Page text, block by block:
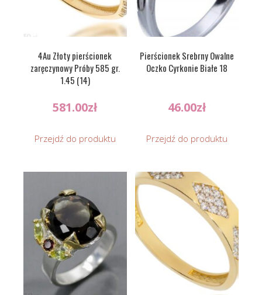
4Au Złoty pierścionek
zaręczynowy Próby 585 gr.
1.45 (14)
581.00zł
Przejdź do produktu
Pierścionek Srebrny Owalne
Oczko Cyrkonie Białe 18
46.00zł
Przejdź do produktu